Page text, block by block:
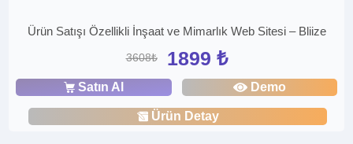
Ürün Satışı Özellikli İnşaat ve Mimarlık Web Sitesi – Bliize
3608₺ 1899 ₺
Satın Al Demo
Ürün Detay